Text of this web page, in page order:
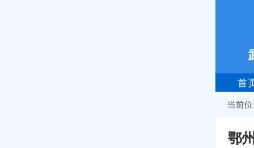
首
当前
鄂